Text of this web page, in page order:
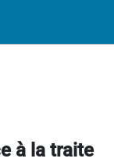
à la traite